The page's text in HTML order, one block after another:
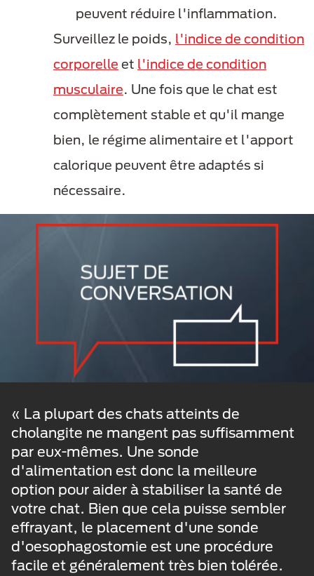
peuvent réduire l'inflammation.
Surveillez le poids, l'indice de condition
corporelle et l'indice de condition
musculaire. Une fois que le chat est
complètement stable et qu'il mange
bien, le régime alimentaire et l'apport
calorique peuvent être adaptés si
nécessaire.
« La plupart des chats atteints de
cholangite ne mangent pas suffisamment
par eux-mêmes. Une sonde
d'alimentation est donc la meilleure
option pour aider à stabiliser la santé de
votre chat. Bien que cela puisse sembler
effrayant, le placement d'une sonde
d'oesophagostomie est une procédure
facile et généralement très bien tolérée.